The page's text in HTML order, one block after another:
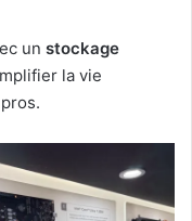
un stockage
la vie